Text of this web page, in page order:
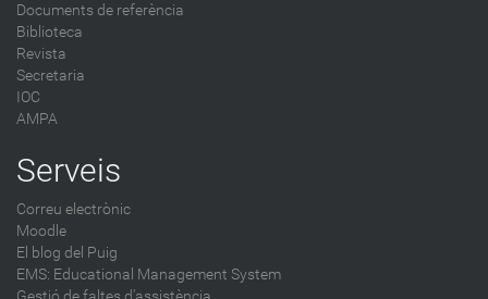
Documents de referència
Biblioteca
Revista
Secretaria
IOC
AMPA
Serveis
Correu electrònic
Moodle
El blog del Puig
EMS: Educational Management System